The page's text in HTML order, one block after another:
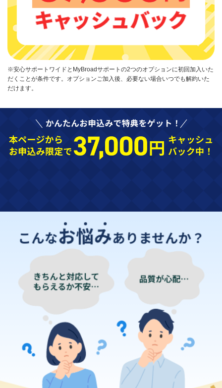
※安心サポートワイドとMyBroadサポートの2つのオプションに初回加入いた
だくことが条件です。オプションご加入後、必要ない場合いつでも解約いた
だけます。